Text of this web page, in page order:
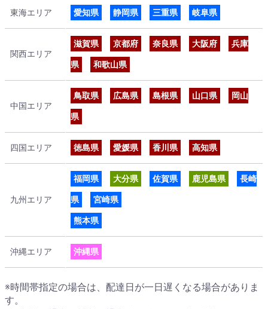
東海エリア 愛知県 静岡県 三重県 岐阜県
関西エリア
滋賀県 京都府 奈良県 大阪府 兵庫
県 和歌山県
中国エリア
鳥取県 広島県 島根県 山口県 岡山
県
四国エリア 徳島県 愛媛県 香川県 高知県
九州エリア
福岡県 大分県 佐賀県 鹿児島県 長崎
県 宮崎県
熊本県
沖縄エリア 沖縄県
※時間帯指定の場合は、配達日が一日遅くなる場合がありま
す。